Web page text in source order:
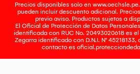
Precios disponibles solo en
pueden incluir descuento adicional.
previo aviso. Productos sujetos a
El Oficial de Protección de Datos
identificada con RUC No. 20493020618 es
Zegarra identificado con D.N.I. N°
contacto es